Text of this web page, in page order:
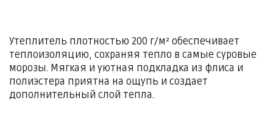
Утеплитель плотностью 200 г/м² обеспечивает
теплоизоляцию, сохраняя тепло в самые суровые
морозы. Мягкая и уютная подкладка из флиса и
полиэстера приятна на ощупь и создает
дополнительный слой тепла.